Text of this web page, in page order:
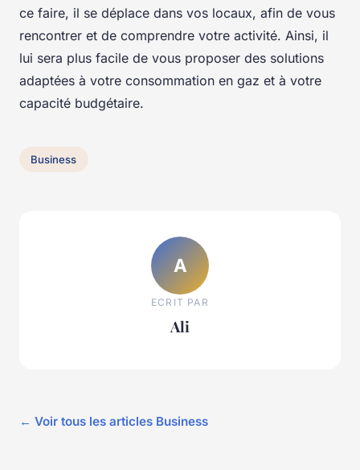
ce faire, il se déplace dans vos locaux, afin de vous
rencontrer et de comprendre votre activité. Ainsi, il
lui sera plus facile de vous proposer des solutions
adaptées à votre consommation en gaz et à votre
capacité budgétaire.
Business
A
ECRIT PAR
Ali
← Voir tous les articles Business